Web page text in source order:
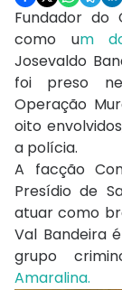
Fundador do
como um
Josevaldo
foi preso
Operação
oito
a polícia.
A facção
Presídio de
atuar como
Val Bandeira
grupo
Amaralina.